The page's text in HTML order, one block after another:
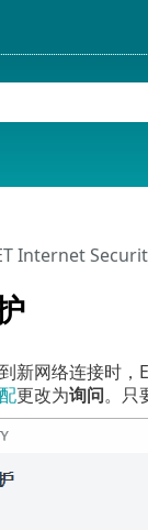
Internet
新网络连接时
更改为询问。只